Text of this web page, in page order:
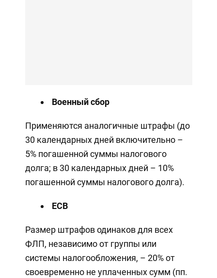
Военный сбор
Применяются аналогичные штрафы (до
30 календарных дней включительно –
5% погашенной суммы налогового
долга; в 30 календарных дней – 10%
погашенной суммы налогового долга).
ЕСВ
Размер штрафов одинаков для всех
ФЛП, независимо от группы или
системы налогообложения, – 20% от
своевременно не уплаченных сумм (пп.